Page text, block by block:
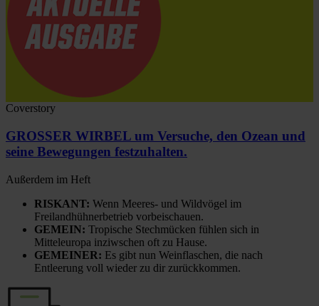
Coverstory
GROSSER WIRBEL um Versuche, den Ozean und
seine Bewegungen festzuhalten.
Außerdem im Heft
RISKANT: Wenn Meeres- und Wildvögel im
Freilandhühnerbetrieb vorbeischauen.
GEMEIN: Tropische Stechmücken fühlen sich in
Mitteleuropa inziwschen oft zu Hause.
GEMEINER: Es gibt nun Weinflaschen, die nach
Entleerung voll wieder zu dir zurückkommen.